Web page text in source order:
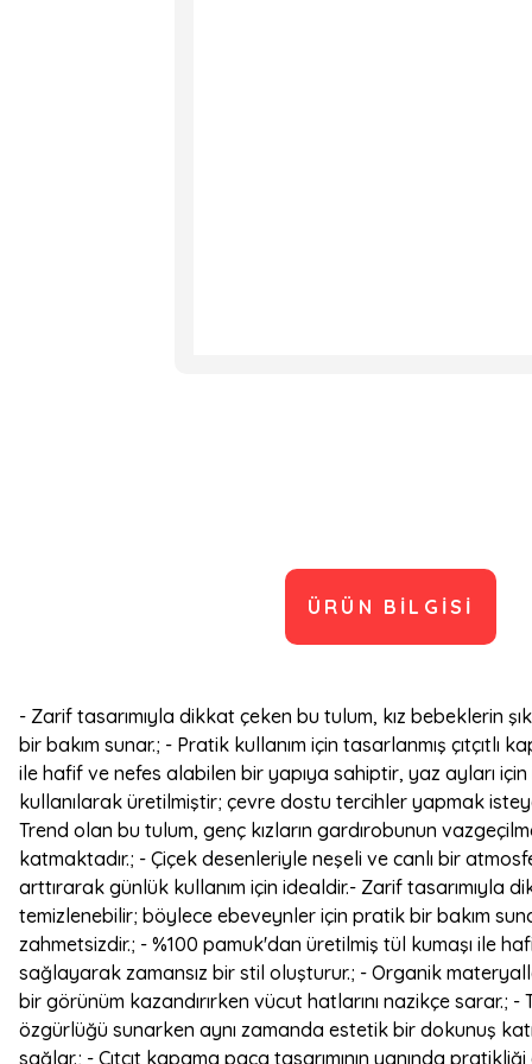
ÜRÜN BILGISI
- Zarif tasarımıyla dikkat çeken bu tulum, kız bebeklerin
bir bakım sunar.; - Pratik kullanım için tasarlanmış çıtçıtlı
ile hafif ve nefes alabilen bir yapıya sahiptir, yaz ayları
kullanılarak üretilmiştir; çevre dostu tercihler yapmak
Trend olan bu tulum, genç kızların gardırobunun
katmaktadır.; - Çiçek desenleriyle neşeli ve canlı bir
arttırarak günlük kullanım için idealdir.- Zarif tasarımıyla
temizlenebilir; böylece ebeveynler için pratik bir bakım
zahmetsizdir.; - %100 pamuk'dan üretilmiş tül kumaşı ile
sağlayarak zamansız bir stil oluşturur.; - Organik
bir görünüm kazandırırken vücut hatlarını nazikçe
özgürlüğü sunarken aynı zamanda estetik bir dokunuş
sağlar.; - Çıtçıt kapama paça tasarımının yanında